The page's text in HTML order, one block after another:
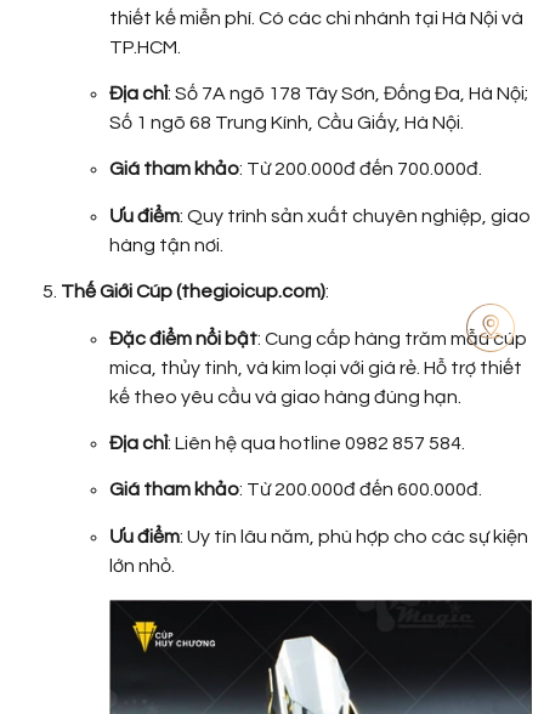
thiết kế miễn phí. Có các chi nhánh tại Hà Nội và
TP.HCM.
Địa chỉ: Số 7A ngõ 178 Tây Sơn, Đống Đa, Hà Nội;
Số 1 ngõ 68 Trung Kính, Cầu Giấy, Hà Nội.
Giá tham khảo: Từ 200.000đ đến 700.000đ.
Ưu điểm: Quy trình sản xuất chuyên nghiệp, giao
hàng tận nơi.
Thế Giới Cúp (thegioicup.com):
Đặc điểm nổi bật: Cung cấp hàng trăm mẫu cúp
mica, thủy tinh, và kim loại với giá rẻ. Hỗ trợ thiết
kế theo yêu cầu và giao hàng đúng hạn.
Địa chỉ: Liên hệ qua hotline 0982 857 584.
Giá tham khảo: Từ 200.000đ đến 600.000đ.
Ưu điểm: Uy tín lâu năm, phù hợp cho các sự kiện
lớn nhỏ.